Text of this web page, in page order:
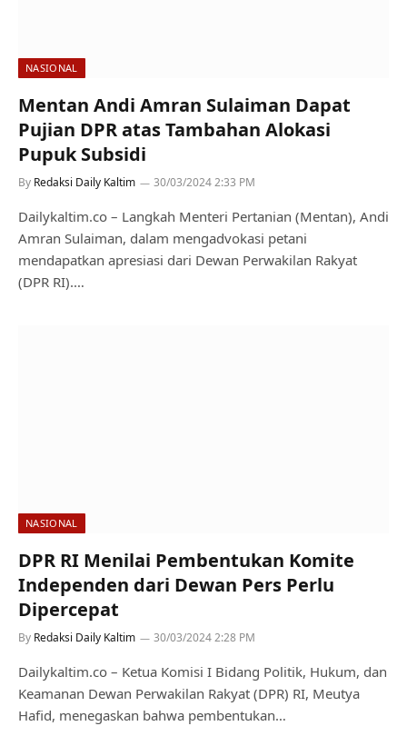
NASIONAL
Mentan Andi Amran Sulaiman Dapat
Pujian DPR atas Tambahan Alokasi
Pupuk Subsidi
By Redaksi Daily Kaltim 30/03/2024 2:33 PM
Dailykaltim.co – Langkah Menteri Pertanian (Mentan), Andi
Amran Sulaiman, dalam mengadvokasi petani
mendapatkan apresiasi dari Dewan Perwakilan Rakyat
(DPR RI).…
NASIONAL
DPR RI Menilai Pembentukan Komite
Independen dari Dewan Pers Perlu
Dipercepat
By Redaksi Daily Kaltim 30/03/2024 2:28 PM
Dailykaltim.co – Ketua Komisi I Bidang Politik, Hukum, dan
Keamanan Dewan Perwakilan Rakyat (DPR) RI, Meutya
Hafid, menegaskan bahwa pembentukan…